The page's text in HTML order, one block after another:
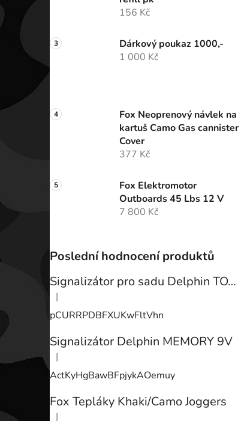
156 Kč
Dárkový poukaz 1000,-
1 000 Kč
Fox Neoprenový návlek na
kartuš Camo Gas cannister
Cover
377 Kč
Fox Elektromotor
Outboards 45 Lbs 12 V
7 800 Kč
Poslední hodnocení produktů
Signalizátor pro sadu Delphin TOTEM
Hodnocení produktu je 3 z 5 hvězdiček.
|
pCURRPDBFXUKwFltVhn
Signalizátor Delphin MEMORY 9V
Hodnocení produktu je 3 z 5 hvězdiček.
|
ActKyHgBawBFpjykAOemuy
Fox Tepláky Khaki/Camo Joggers
|